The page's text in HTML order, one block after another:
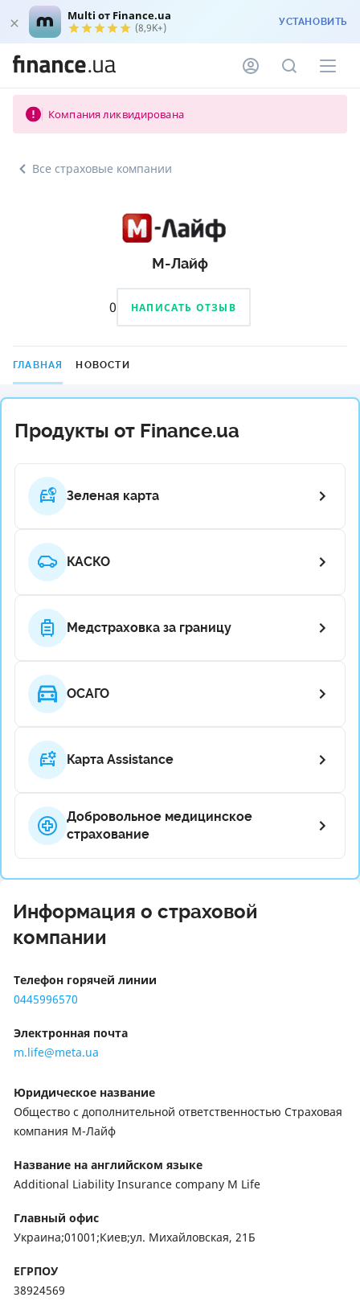
Multi от Finance.ua
(8,9K+) УСТАНОВИТЬ
Компания ликвидирована
Все страховые компании
М-Лайф
0 НАПИСАТЬ ОТЗЫВ
ГЛАВНАЯ НОВОСТИ
Продукты от Finance.ua
Зеленая карта
КАСКО
Медстраховка за границу
ОСАГО
Карта Assistance
Добровольное медицинское
страхование
Информация о страховой
компании
Телефон горячей линии
0445996570
Электронная почта
m.life@meta.ua
Юридическое название
Общество с дополнительной ответственностью Страховая
компания М-Лайф
Название на английском языке
Additional Liability Insurance company M Life
Главный офис
Украина;01001;Киев;ул. Михайловская, 21Б
ЕГРПОУ
38924569